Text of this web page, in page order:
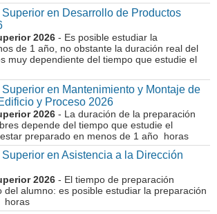
en Desarrollo de Productos
2026 - Es posible estudiar la
de 1 año, no obstante la duración real del
muy dependiente del tiempo que estudie el
en Mantenimiento y Montaje de
y Proceso 2026
2026 - La duración de la preparación
depende del tiempo que estudie el
preparado en menos de 1 año horas
en Asistencia a la Dirección
2026 - El tiempo de preparación
del alumno: es posible estudiar la preparación
horas